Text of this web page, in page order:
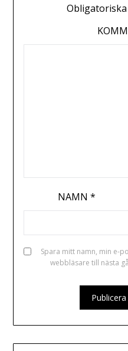
NAMN *
Spara mitt namn, min e-
webbläsare till nästa